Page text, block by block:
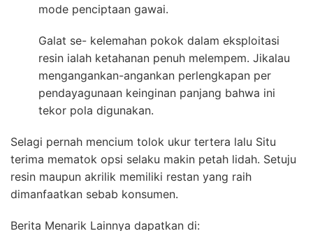
mode penciptaan gawai.
Galat se- kelemahan pokok dalam eksploitasi
resin ialah ketahanan penuh melempem. Jikalau
mengangankan-angankan perlengkapan per
pendayagunaan keinginan panjang bahwa ini
tekor pola digunakan.
Selagi pernah mencium tolok ukur tertera lalu Situ
terima mematok opsi selaku makin petah lidah. Setuju
resin maupun akrilik memiliki restan yang raih
dimanfaatkan sebab konsumen.
Berita Menarik Lainnya dapatkan di: